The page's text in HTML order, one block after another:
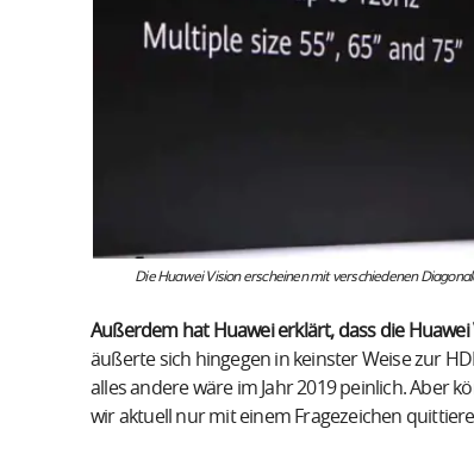
Die Huawei Vision erscheinen mit verschiedenen
Außerdem hat Huawei erklärt, dass die Huawei
äußerte sich hingegen in keinster Weise zur
alles andere wäre im Jahr 2019 peinlich. Aber
wir aktuell nur mit einem Fragezeichen